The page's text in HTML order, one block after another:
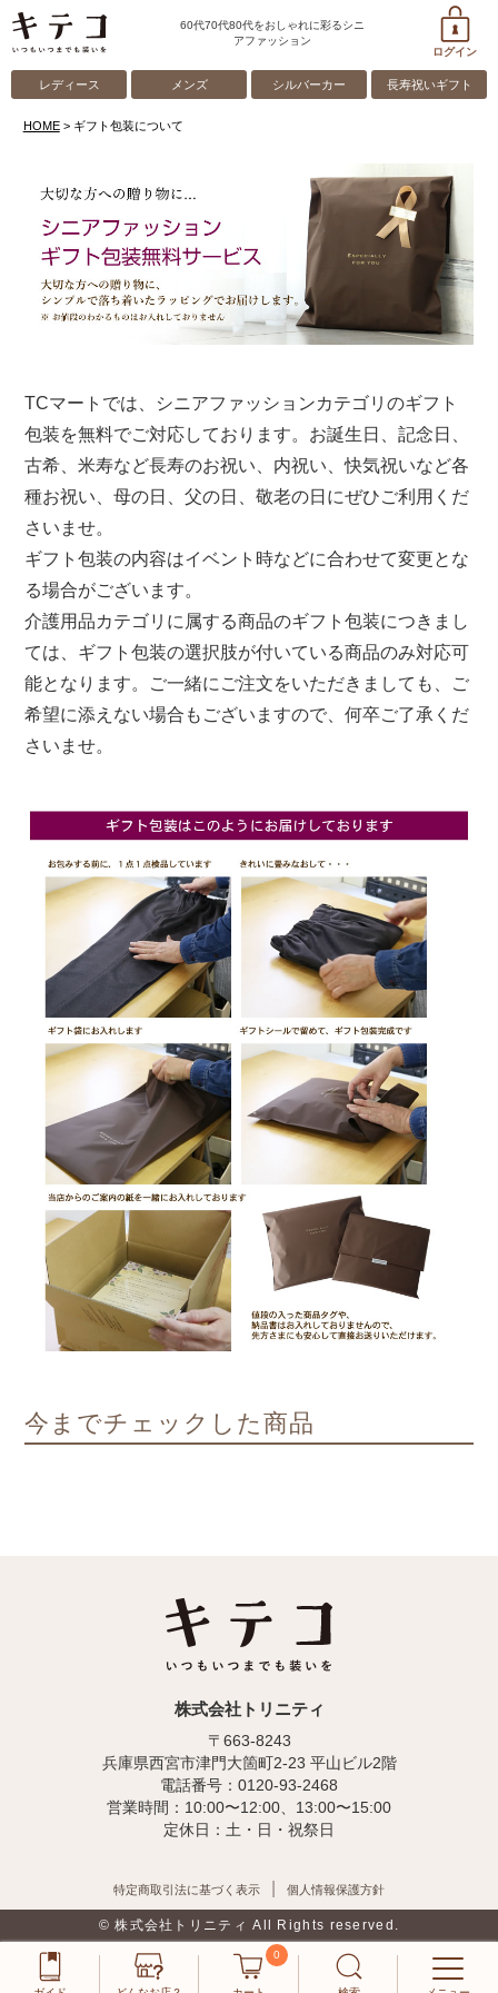
60代70代80代をおしゃれに彩るシニ
アファッション
ログイン
レディース メンズ シルバーカー 長寿祝いギフト
HOME ギフト包装について
TCマートでは、シニアファッションカテゴリのギフト
包装を無料でご対応しております。お誕生日、記念日、
古希、米寿など長寿のお祝い、内祝い、快気祝いなど各
種お祝い、母の日、父の日、敬老の日にぜひご利用くだ
さいませ。
ギフト包装の内容はイベント時などに合わせて変更とな
る場合がございます。
介護用品カテゴリに属する商品のギフト包装につきまし
ては、ギフト包装の選択肢が付いている商品のみ対応可
能となります。ご一緒にご注文をいただきましても、ご
希望に添えない場合もございますので、何卒ご了承くだ
さいませ。
今までチェックした商品
株式会社トリニティ
〒663-8243
兵庫県西宮市津門大箇町2-23 平山ビル2階
電話番号：0120-93-2468
営業時間：10:00〜12:00、13:00〜15:00
定休日：土・日・祝祭日
特定商取引法に基づく表示 個人情報保護方針
© 株式会社トリニティ All Rights reserved.
0